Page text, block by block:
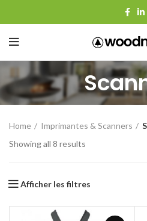
Home Imprimantes & Scanners
Showing all 8 results
Afficher les filtres